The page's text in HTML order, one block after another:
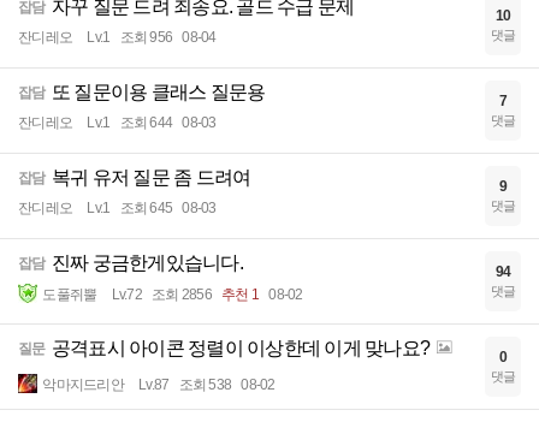
잡담 자꾸 질문 드려 죄송요. 골드 수급 문제
잔디레오 Lv.1 조회 956 08-04
10
댓글
잡담 또 질문이용 클래스 질문용
잔디레오 Lv.1 조회 644 08-03
7
댓글
잡담 복귀 유저 질문 좀 드려여
잔디레오 Lv.1 조회 645 08-03
9
댓글
잡담 진짜 궁금한게있습니다.
도풀쥐뿔 Lv.72 조회 2856 추천 1 08-02
94
댓글
질문 공격표시 아이콘 정렬이 이상한데 이게 맞나요?
악마지드리안 Lv.87 조회 538 08-02
0
댓글